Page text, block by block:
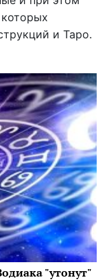
и Таро.
"утонут"